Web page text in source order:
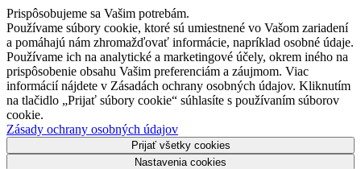
Prispôsobujeme sa Vašim potrebám.
Používame súbory cookie, ktoré sú umiestnené vo Vašom zariadení
a pomáhajú nám zhromažďovať informácie, napríklad osobné údaje.
Používame ich na analytické a marketingové účely, okrem iného na
prispôsobenie obsahu Vašim preferenciám a záujmom. Viac
informácií nájdete v Zásadách ochrany osobných údajov. Kliknutím
na tlačidlo „Prijať súbory cookie“ súhlasíte s používaním súborov
cookie.
Zásady ochrany osobných údajov
Prijať všetky cookies
Nastavenia cookies